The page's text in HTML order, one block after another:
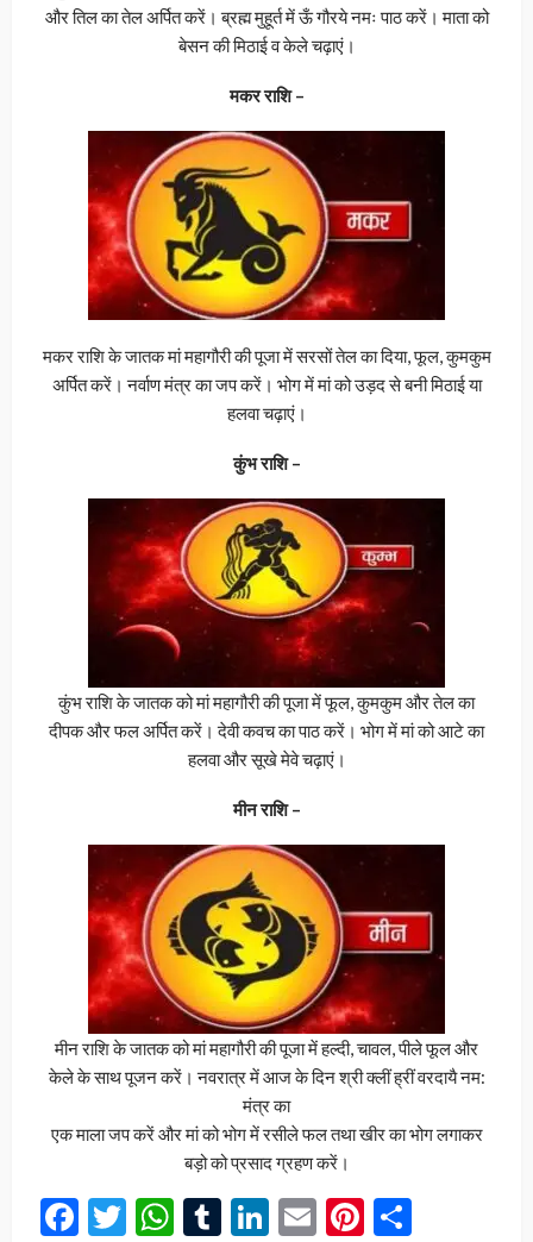
और तिल का तेल अर्पित करें। ब्रह्म मुहूर्त में ऊँ गौरये नमः पाठ करें। माता को
बेसन की मिठाई व केले चढ़ाएं।
मकर राशि –
मकर राशि के जातक मां महागौरी की पूजा में सरसों तेल का दिया, फूल, कुमकुम
अर्पित करें। नर्वाण मंत्र का जप करें। भोग में मां को उड़द से बनी मिठाई या
हलवा चढ़ाएं।
कुंभ राशि –
कुंभ राशि के जातक को मां महागौरी की पूजा में फूल, कुमकुम और तेल का
दीपक और फल अर्पित करें। देवी कवच का पाठ करें। भोग में मां को आटे का
हलवा और सूखे मेवे चढ़ाएं।
मीन राशि –
मीन राशि के जातक को मां महागौरी की पूजा में हल्दी, चावल, पीले फूल और
केले के साथ पूजन करें। नवरात्र में आज के दिन श्री क्लीं ह्रीं वरदायै नम:
मंत्र का
एक माला जप करें और मां को भोग में रसीले फल तथा खीर का भोग लगाकर
बड़ो को प्रसाद ग्रहण करें।
Facebook
Twitter
WhatsApp
Tumblr
LinkedIn
EmailPinterest